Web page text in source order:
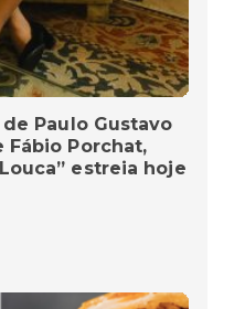
Paulo Gustavo
Porchat,
estreia hoje